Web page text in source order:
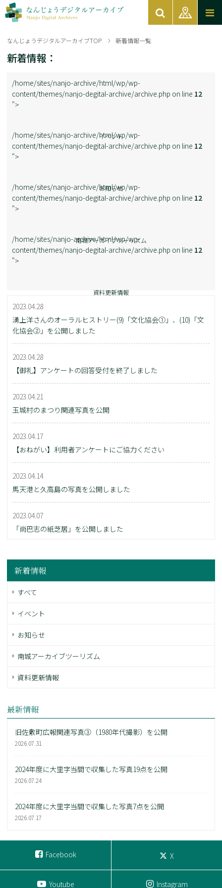
なんじょうデジタルアーカイブTOP 新着情報一覧
新着情報：
/home/sites/nanjo-archive/html/wp/wp-
content/themes/nanjo-degital-archive/archive.php on line 12
">
イベント
/home/sites/nanjo-archive/html/wp/wp-
content/themes/nanjo-degital-archive/archive.php on line 12
">
お知らせ
/home/sites/nanjo-archive/html/wp/wp-
content/themes/nanjo-degital-archive/archive.php on line 12
">
南城アーカイブツーリズム
/home/sites/nanjo-archive/html/wp/wp-
content/themes/nanjo-degital-archive/archive.php on line 12
">
資料更新情報
2023.04.28
湧上洋さんのオーラルヒストリー(9)「文化協会①」、(10)「文
化協会②」を公開しました
2023.04.28
【御礼】アンケートの回答受付を終了しました
2023.04.21
玉城村のまつり関連写真を公開
2023.04.17
【おねがい】利用者アンケートにご協力ください
2023.04.14
馬天港と久高島の写真を公開しました
2023.04.07
「尚巴志の紙芝居」を公開しました
新着情報
すべて
イベント
お知らせ
南城アーカイブツーリズム
資料更新情報
最新情報
旧佐敷町広報関連写真③（1980年代撮影）を公開
2026.07.31
2024年度に大里字当間で収集した写真19点を公開
2026.07.24
2024年度に大里字当間で収集した写真7点を公開
2026.07.17
Facebook X
Youtube Instagram